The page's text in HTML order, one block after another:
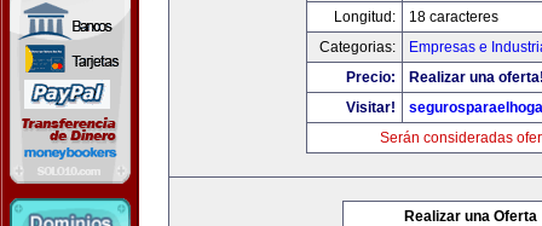
Longitud:
18 caracteres
Categorias:
Empresas e
Precio:
Realizar una
Visitar!
Serán consideradas
Realizar una Oferta